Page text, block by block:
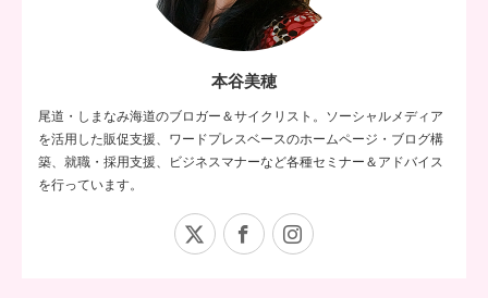
本谷美穂
尾道・しまなみ海道のブロガー＆サイクリスト。ソーシャルメディア
を活用した販促支援、ワードプレスベースのホームページ・ブログ構
築、就職・採用支援、ビジネスマナーなど各種セミナー＆アドバイス
を行っています。
Facebook